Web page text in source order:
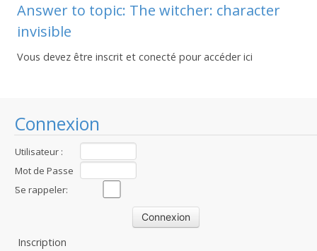
Connexion
Utilisateur :
Mot de Passe
:Se rappeler:
Inscription
Answer to topic: The witcher: character
invisible
Vous devez être inscrit et conecté pour accéder ici